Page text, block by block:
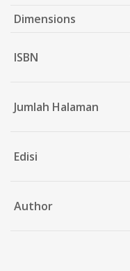
Dimensions
ISBN
Jumlah Halaman
Edisi
Author